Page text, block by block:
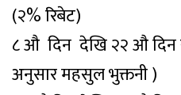
(२% रिबेट)
८ औ दिन देखि २२ औ दिन
अनुसार महसुल भुक्तनी )